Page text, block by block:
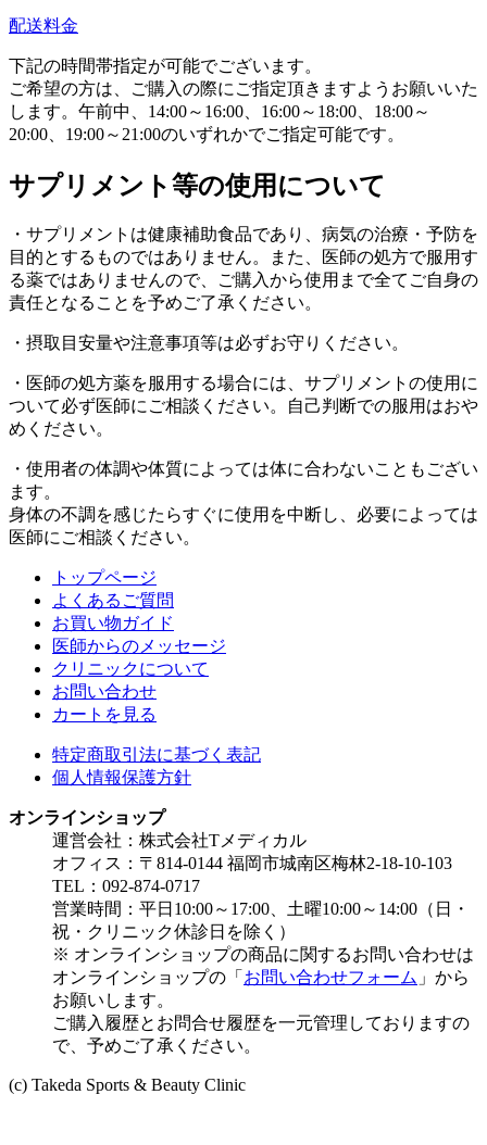
配送料金
下記の時間帯指定が可能でございます。
ご希望の方は、ご購入の際にご指定頂きますようお願いいた
します。午前中、14:00～16:00、16:00～18:00、18:00～
20:00、19:00～21:00のいずれかでご指定可能です。
サプリメント等の使用について
・サプリメントは健康補助食品であり、病気の治療・予防を
目的とするものではありません。また、医師の処方で服用す
る薬ではありませんので、ご購入から使用まで全てご自身の
責任となることを予めご了承ください。
・摂取目安量や注意事項等は必ずお守りください。
・医師の処方薬を服用する場合には、サプリメントの使用に
ついて必ず医師にご相談ください。自己判断での服用はおや
めください。
・使用者の体調や体質によっては体に合わないこともござい
ます。
身体の不調を感じたらすぐに使用を中断し、必要によっては
医師にご相談ください。
トップページ
よくあるご質問
お買い物ガイド
医師からのメッセージ
クリニックについて
お問い合わせ
カートを見る
特定商取引法に基づく表記
個人情報保護方針
オンラインショップ
運営会社：株式会社Tメディカル
オフィス：〒814-0144 福岡市城南区梅林2-18-10-103
TEL：092-874-0717
営業時間：平日10:00～17:00、土曜10:00～14:00（日・
祝・クリニック休診日を除く）
※ オンラインショップの商品に関するお問い合わせは
オンラインショップの「 お問い合わせフォーム 」から
お願いします。
ご購入履歴とお問合せ履歴を一元管理しておりますの
で、予めご了承ください。
(c) Takeda Sports & Beauty Clinic